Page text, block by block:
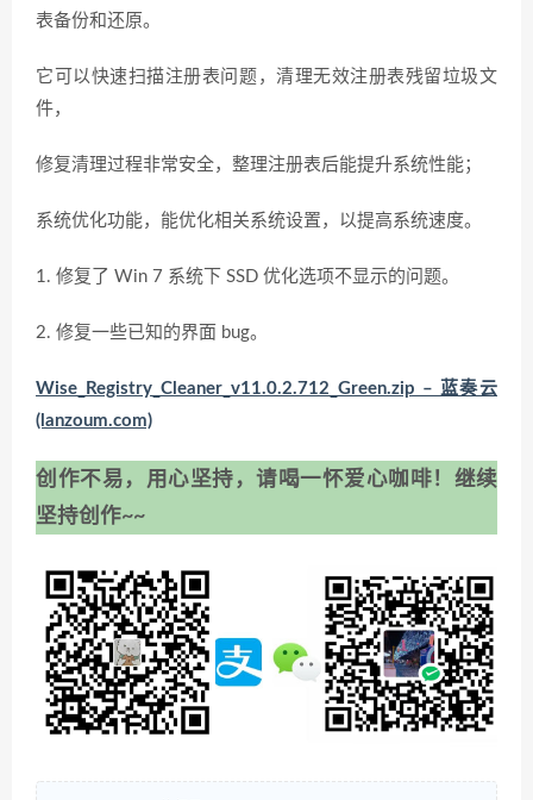
表备份和还原。
它可以快速扫描注册表问题，清理无效注册表残留垃圾文
件，
修复清理过程非常安全，整理注册表后能提升系统性能；
系统优化功能，能优化相关系统设置，以提高系统速度。
1. 修复了 Win 7 系统下 SSD 优化选项不显示的问题。
2. 修复一些已知的界面 bug。
Wise_Registry_Cleaner_v11.0.2.712_Green.zip – 蓝奏云
(lanzoum.com)
创作不易，用心坚持，请喝一怀爱心咖啡！继续
坚持创作~~